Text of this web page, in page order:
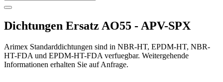
Dichtungen Ersatz AO55 - APV-SPX
Arimex Standarddichtungen sind in NBR-HT, EPDM-HT, NBR-
HT-FDA und EPDM-HT-FDA verfuegbar. Weitergehende
Informationen erhalten Sie auf Anfrage.